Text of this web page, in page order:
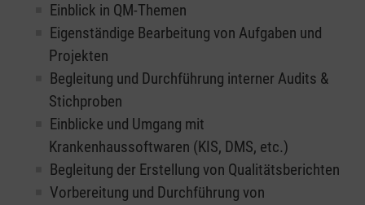
Einblick in QM-Themen
Eigenständige Bearbeitung von Aufgaben und
Projekten
Begleitung und Durchführung interner Audits &
Stichproben
Einblicke und Umgang mit
Krankenhaussoftwaren (KIS, DMS, etc.)
Begleitung der Erstellung von Qualitätsberichten
Vorbereitung und Durchführung von